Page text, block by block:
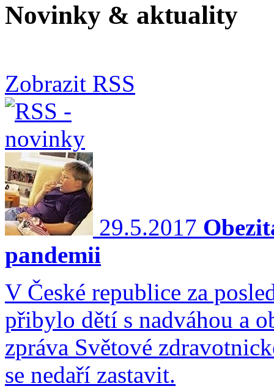
Novinky & aktuality
Zobrazit RSS
29.5.2017
pandemii
V České republice za
přibylo dětí s nadváhou a
zpráva Světové
se nedaří zastavit.